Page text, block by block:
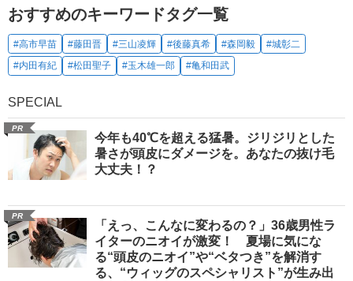
おすすめのキーワードタグ一覧
#高市早苗 #藤田晋 #三山凌輝 #後藤真希 #森岡毅
#城彰二
#内田有紀
#松田聖子 #玉木雄一郎 #亀和田武
SPECIAL
PR
今年も40℃を超える猛暑。ジリジリとした
暑さが頭皮にダメージを。あなたの抜け毛
大丈夫！？
PR
「えっ、こんなに変わるの？」36歳男性ラ
イターのニオイが激変！ 夏場に気にな
る“頭皮のニオイ”や“ベタつき”を解消す
る、“ウィッグのスペシャリスト”が生み出